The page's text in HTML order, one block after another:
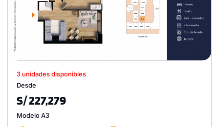
3 unidades disponibles
Desde
S/ 227,279
Modelo A3